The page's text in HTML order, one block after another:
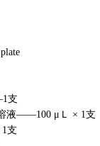
支
液——100 μＬ × 1支
支